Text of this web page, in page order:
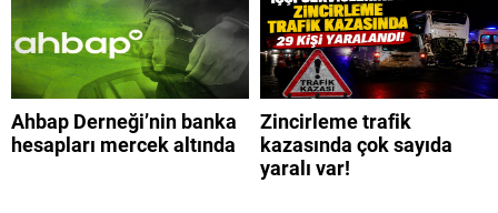
Ahbap Derneği’nin banka
hesapları mercek altında
Zincirleme trafik
kazasında çok sayıda
yaralı var!